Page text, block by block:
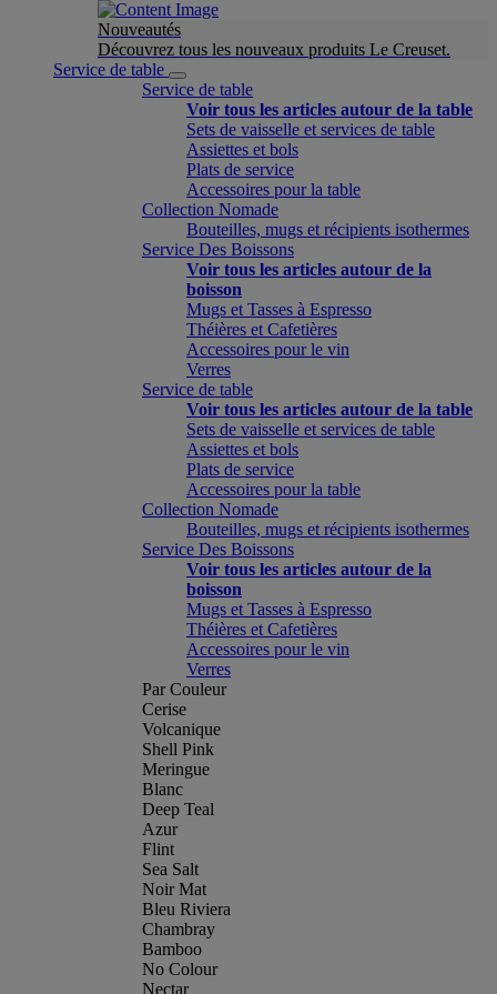
Nouveautés
Découvrez tous les nouveaux produits Le Creuset.
Service de table
Service de table
Voir tous les articles autour de la table
Sets de vaisselle et services de table
Assiettes et bols
Plats de service
Accessoires pour la table
Collection Nomade
Bouteilles, mugs et récipients isothermes
Service Des Boissons
Voir tous les articles autour de la
boisson
Mugs et Tasses à Espresso
Théières et Cafetières
Accessoires pour le vin
Verres
Service de table
Voir tous les articles autour de la table
Sets de vaisselle et services de table
Assiettes et bols
Plats de service
Accessoires pour la table
Collection Nomade
Bouteilles, mugs et récipients isothermes
Service Des Boissons
Voir tous les articles autour de la
boisson
Mugs et Tasses à Espresso
Théières et Cafetières
Accessoires pour le vin
Verres
Par Couleur
Cerise
Volcanique
Shell Pink
Meringue
Blanc
Deep Teal
Azur
Flint
Sea Salt
Noir Mat
Bleu Riviera
Chambray
Bamboo
No Colour
Nectar